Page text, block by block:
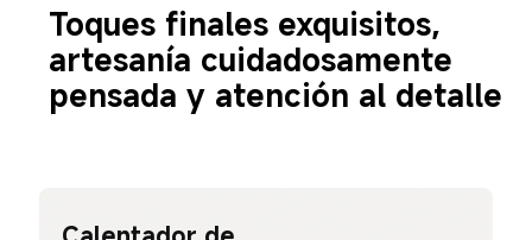
Toques finales exquisitos,
artesanía cuidadosamente
pensada y atención al detalle